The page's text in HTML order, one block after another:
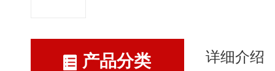
产品分类 详细介绍